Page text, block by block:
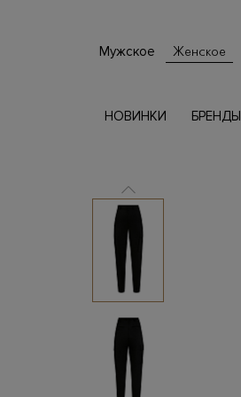
Мужское Женское
НОВИНКИ БРЕНДЫ